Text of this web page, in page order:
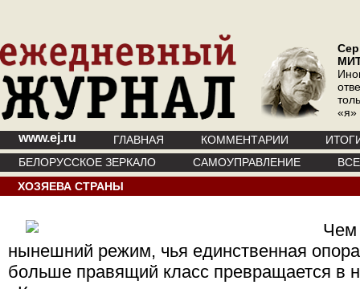
«я»
www.ej.ru ГЛАВНАЯ КОММЕНТАРИИ
БЕЛОРУССКОЕ ЗЕРКАЛО
САМОУПРАВЛЕНИЕ
ХОЗЯЕВА СТРАНЫ
Чем
нынешний режим, чья единственная
больше правящий класс превращается в